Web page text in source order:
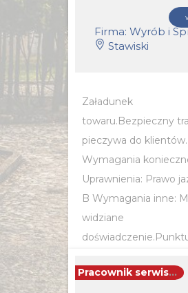
POZNAJ
Stawiski
Załadunek
towaru.Bezpieczny
pieczywa do klientów.
Wymagania
Uprawnienia: Prawo
B Wymagania inne:
widziane
Pracownik serwisu sprzątającego